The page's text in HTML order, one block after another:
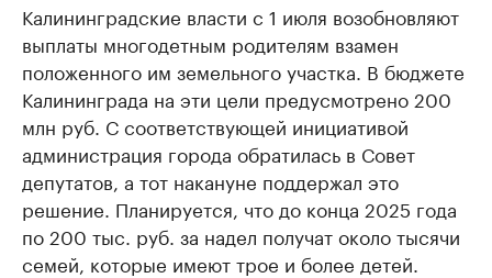
Калининградские власти с 1 июля возобновляют
выплаты многодетным родителям взамен
положенного им земельного участка. В бюджете
Калининграда на эти цели предусмотрено 200
млн руб. С соответствующей инициативой
администрация города обратилась в Совет
депутатов, а тот накануне поддержал это
решение. Планируется, что до конца 2025 года
по 200 тыс. руб. за надел получат около тысячи
семей, которые имеют трое и более детей.